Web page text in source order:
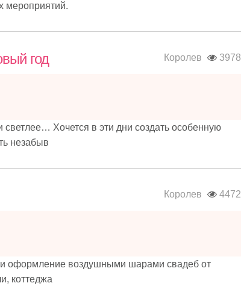
мероприятий.
Королев 3978
год
Хочется в эти дни создать особенную
незабыв
Королев 4472
оформление воздушными шарами свадеб от
коттеджа